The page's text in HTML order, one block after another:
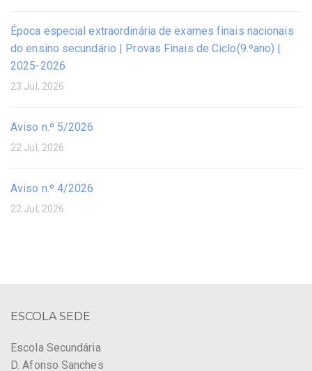
Época especial extraordinária de exames finais nacionais
do ensino secundário | Provas Finais de Ciclo(9.ºano) |
2025-2026
23 Jul, 2026
Aviso n.º 5/2026
22 Jul, 2026
Aviso n.º 4/2026
22 Jul, 2026
ESCOLA SEDE
Escola Secundária
D. Afonso Sanches